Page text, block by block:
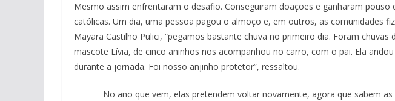
Mesmo assim enfrentaram o desafio. Conseguiram doações e ganharam pouso
católicas. Um dia, uma pessoa pagou o almoço e, em outros, as comunidades
Mayara Castilho Pulici, “pegamos bastante chuva no primeiro dia. Foram chuvas
mascote Lívia, de cinco aninhos nos acompanhou no carro, com o pai. Ela
durante a jornada. Foi nosso anjinho protetor”, ressaltou.
No ano que vem, elas pretendem voltar novamente, agora que sabem as